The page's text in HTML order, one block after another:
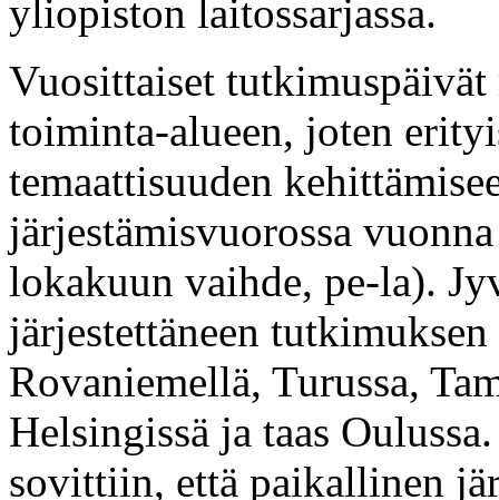
yliopiston laitossarjassa.
Vuosittaiset tutkimuspäivät
toiminta-alueen, joten
temaattisuuden
järjestämisvuorossa
lokakuun vaihde, pe-la).
järjestettäneen tutkimuksen
Rovaniemellä, Turussa,
Helsingissä ja taas
sovittiin, että paikallinen